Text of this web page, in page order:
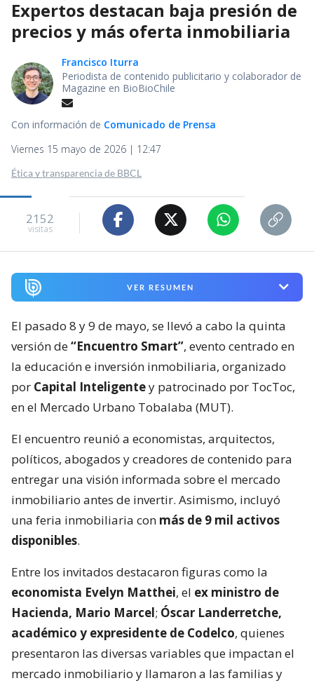
Expertos destacan baja presión de
precios y más oferta inmobiliaria
Francisco Iturra
Periodista de contenido publicitario y colaborador de
Magazine en BioBioChile
Con información de Comunicado de Prensa
Viernes 15 mayo de 2026 | 12:47
Ética y transparencia de BBCL
2152
visitas
VER RESUMEN
El pasado 8 y 9 de mayo, se llevó a cabo la quinta
versión de“Encuentro Smart”, evento centrado en
la educación e inversión inmobiliaria, organizado
por Capital Inteligentey patrocinado por TocToc,
en el Mercado Urbano Tobalaba (MUT).
El encuentro reunió a economistas, arquitectos,
políticos, abogados y creadores de contenido para
entregar una visión informada sobre el mercado
inmobiliario antes de invertir. Asimismo, incluyó
una feria inmobiliaria con más de 9 mil activos
disponibles.
Entre los invitados destacaron figuras como la
economista Evelyn Matthei, el ex ministro de
Hacienda, Mario Marcel; Óscar Landerretche,
académico y expresidente de Codelco, quienes
presentaron las diversas variables que impactan el
mercado inmobiliario y llamaron a las familias y